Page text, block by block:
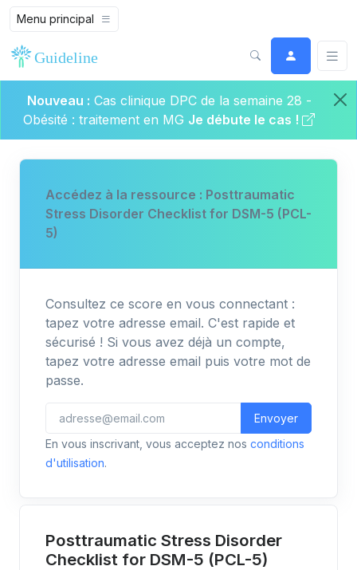
Menu principal
Nouveau : Cas clinique DPC de la semaine 28 -
Obésité : traitement en MG Je débute le cas !
Accédez à la ressource : Posttraumatic
Stress Disorder Checklist for DSM-5 (PCL-
5)
Consultez ce score en vous connectant :
tapez votre adresse email. C'est rapide et
sécurisé ! Si vous avez déjà un compte,
tapez votre adresse email puis votre mot de
passe.
Envoyer
En vous inscrivant, vous acceptez nos conditions
d'utilisation.
Posttraumatic Stress Disorder
Checklist for DSM-5 (PCL-5)